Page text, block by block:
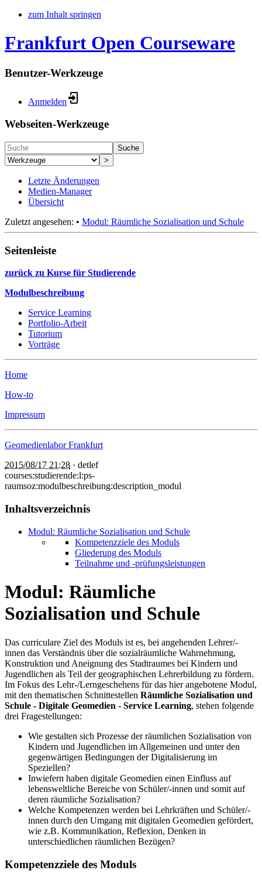
zum Inhalt springen
Frankfurt Open Courseware
Benutzer-Werkzeuge
Anmelden
Webseiten-Werkzeuge
Suche
>
Letzte Änderungen
Medien-Manager
Übersicht
Zuletzt angesehen: • Modul: Räumliche Sozialisation und Schule
Seitenleiste
zurück zu Kurse für Studierende
Modulbeschreibung
Service Learning
Portfolio-Arbeit
Tutorium
Vorträge
Home
How-to
Impressum
Geomedienlabor Frankfurt
2015/08/17 21:28 · detlef
courses:studierende:l:ps-
raumsoz:modulbeschreibung:description_modul
Inhaltsverzeichnis
Modul: Räumliche Sozialisation und Schule
Kompetenzziele des Moduls
Gliederung des Moduls
Teilnahme und -prüfungsleistungen
Modul: Räumliche
Sozialisation und Schule
Das curriculare Ziel des Moduls ist es, bei angehenden Lehrer/-
innen das Verständnis über die sozialräumliche Wahrnehmung,
Konstruktion und Aneignung des Stadtraumes bei Kindern und
Jugendlichen als Teil der geographischen Lehrerbildung zu fördern.
Im Fokus des Lehr-/Lerngeschehens für das hier angebotene Modul,
mit den thematischen Schnittestellen Räumliche Sozialisation und
Schule - Digitale Geomedien - Service Learning, stehen folgende
drei Fragestellungen:
Wie gestalten sich Prozesse der räumlichen Sozialisation von
Kindern und Jugendlichen im Allgemeinen und unter den
gegenwärtigen Bedingungen der Digitalisierung im
Speziellen?
Inwiefern haben digitale Geomedien einen Einfluss auf
lebensweltliche Bereiche von Schüler/-innen und somit auf
deren räumliche Sozialisation?
Welche Kompetenzen werden bei Lehrkräften und Schüler/-
innen durch den Umgang mit digitalen Geomedien gefördert,
wie z.B. Kommunikation, Reflexion, Denken in
unterschiedlichen räumlichen Bezügen?
Kompetenzziele des Moduls